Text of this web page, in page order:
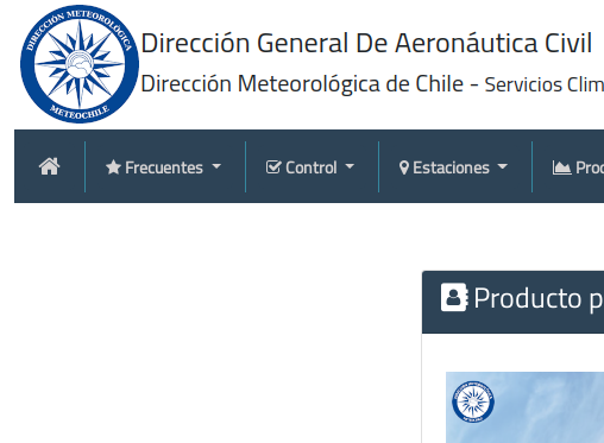
Frecuentes Control Estaciones
Producto